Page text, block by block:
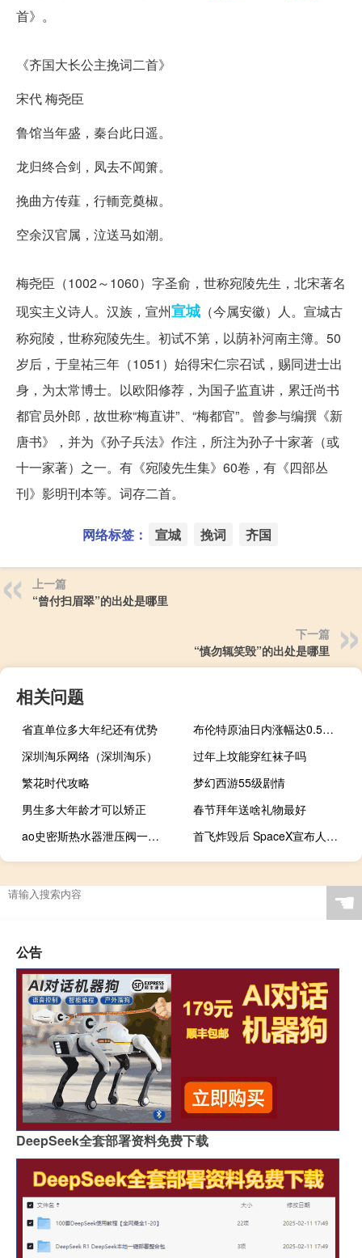
首》。
《齐国大长公主挽词二首》
宋代 梅尧臣
鲁馆当年盛，秦台此日遥。
龙归终合剑，凤去不闻箫。
挽曲方传薤，行輀竞奠椒。
空余汉官属，泣送马如潮。
梅尧臣（1002～1060）字圣俞，世称宛陵先生，北宋著名
现实主义诗人。汉族，宣州宣城 （今属安徽）人。宣城古
称宛陵，世称宛陵先生。初试不第，以荫补河南主簿。50
岁后，于皇祐三年（1051）始得宋仁宗召试，赐同进士出
身，为太常博士。以欧阳修荐，为国子监直讲，累迁尚书
都官员外郎，故世称“梅直讲”、“梅都官”。曾参与编撰《新
唐书》，并为《孙子兵法》作注，所注为孙子十家著（或
十一家著）之一。有《宛陵先生集》60卷，有《四部丛
刊》影明刊本等。词存二首。
网络标签： 宣城 挽词 齐国
上一篇
“曾付扫眉翠”的出处是哪里
下一篇
“慎勿辄笑毁”的出处是哪里
相关问题
省直单位多大年纪还有优势
布伦特原油日内涨幅达0.5%报89美元/桶
深圳淘乐网络（深圳淘乐）
过年上坟能穿红袜子吗
繁花时代攻略
梦幻西游55级剧情
男生多大年龄才可以矫正
春节拜年送啥礼物最好
ao史密斯热水器泄压阀一直滴水
首飞炸毁后 SpaceX宣布人类最强火箭星舰第二次发射时间
☚
公告
DeepSeek全套部署资料免费下载